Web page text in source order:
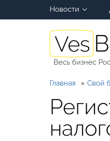
Новости
Весь бизнес
Главная Свой